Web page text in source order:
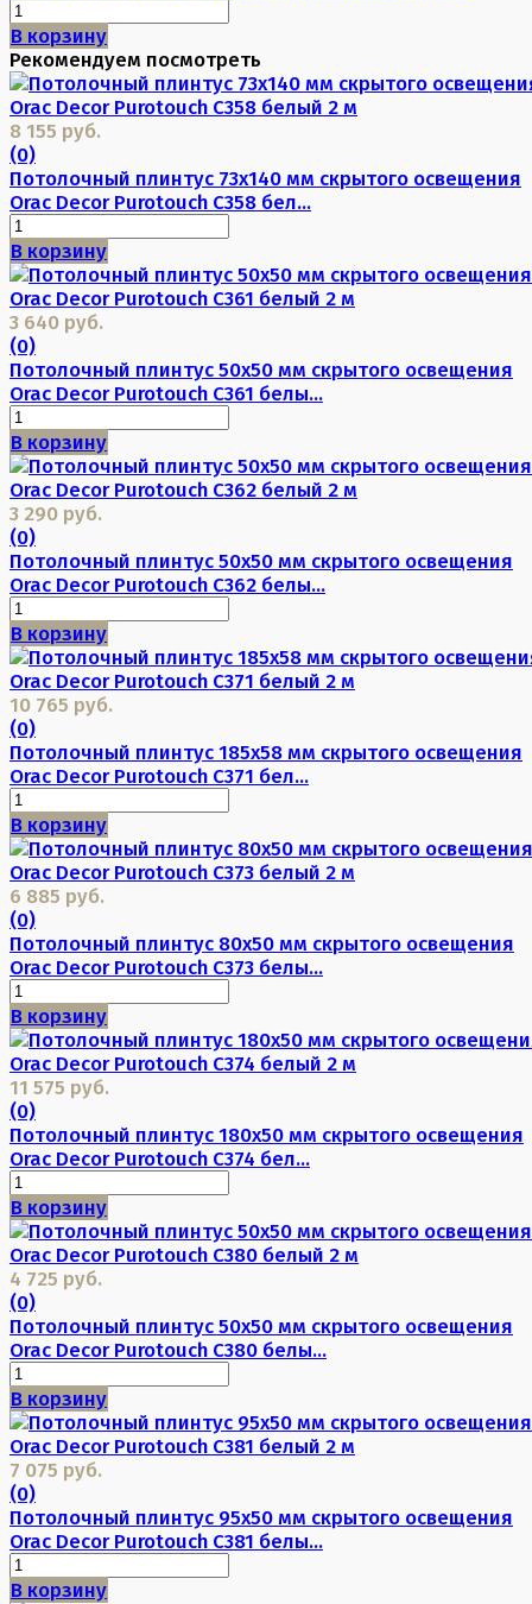
В корзину
Рекомендуем посмотреть
8 155 руб.
(0)
Потолочный плинтус 73х140 мм скрытого освещения
Orac Decor Purotouch C358 бел...
В корзину
3 640 руб.
(0)
Потолочный плинтус 50х50 мм скрытого освещения
Orac Decor Purotouch C361 белы...
В корзину
3 290 руб.
(0)
Потолочный плинтус 50х50 мм скрытого освещения
Orac Decor Purotouch C362 белы...
В корзину
10 765 руб.
(0)
Потолочный плинтус 185х58 мм скрытого освещения
Orac Decor Purotouch C371 бел...
В корзину
6 885 руб.
(0)
Потолочный плинтус 80х50 мм скрытого освещения
Orac Decor Purotouch C373 белы...
В корзину
11 575 руб.
(0)
Потолочный плинтус 180х50 мм скрытого освещения
Orac Decor Purotouch C374 бел...
В корзину
4 725 руб.
(0)
Потолочный плинтус 50х50 мм скрытого освещения
Orac Decor Purotouch C380 белы...
В корзину
7 075 руб.
(0)
Потолочный плинтус 95х50 мм скрытого освещения
Orac Decor Purotouch C381 белы...
В корзину